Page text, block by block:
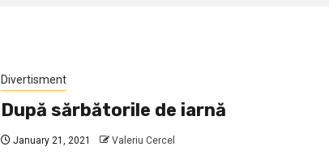
Divertisment
După sărbătorile de iarnă
January 21, 2021 Valeriu Cercel